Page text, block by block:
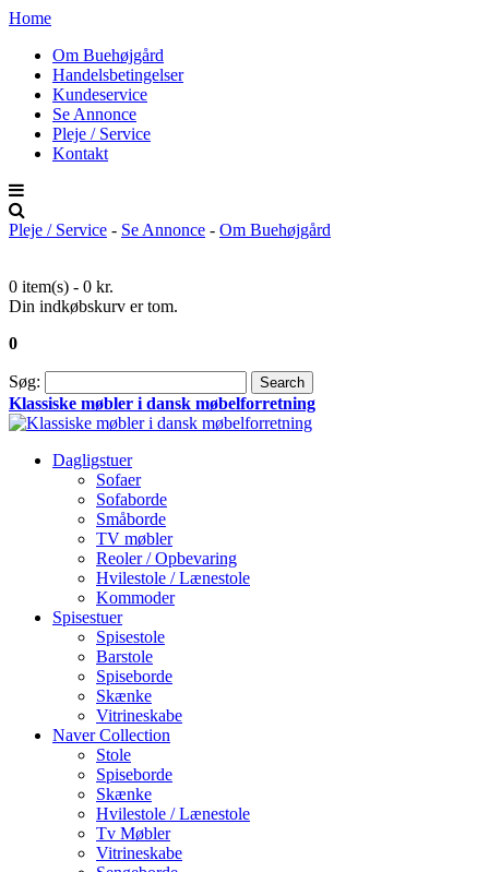
Home
Om Buehøjgård
Handelsbetingelser
Kundeservice
Se Annonce
Pleje / Service
Kontakt
Pleje / Service - Se Annonce - Om Buehøjgård
0 item(s) - 0 kr.
Din indkøbskurv er tom.
0
Søg: Search
Klassiske møbler i dansk møbelforretning
Dagligstuer
Sofaer
Sofaborde
Småborde
TV møbler
Reoler / Opbevaring
Hvilestole / Lænestole
Kommoder
Spisestuer
Spisestole
Barstole
Spiseborde
Skænke
Vitrineskabe
Naver Collection
Stole
Spiseborde
Skænke
Hvilestole / Lænestole
Tv Møbler
Vitrineskabe